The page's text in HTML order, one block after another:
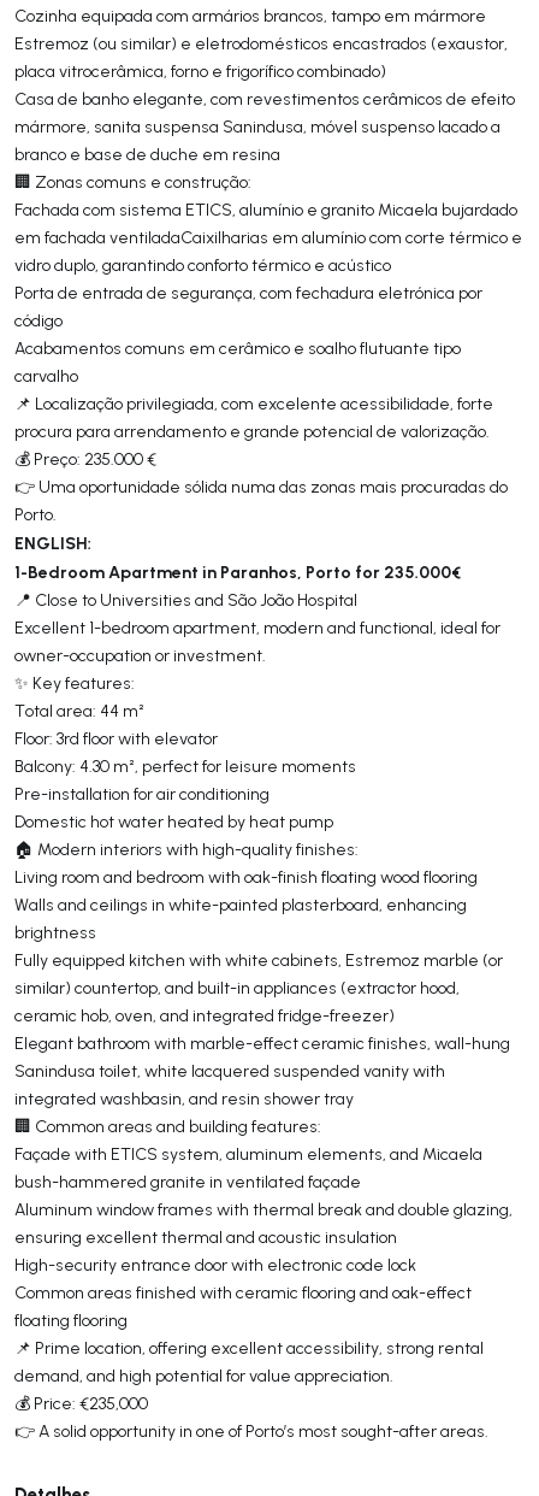
Cozinha equipada com armários brancos, tampo em mármore
Estremoz (ou similar) e eletrodomésticos encastrados (exaustor,
placa vitrocerâmica, forno e frigorífico combinado)
Casa de banho elegante, com revestimentos cerâmicos de efeito
mármore, sanita suspensa Sanindusa, móvel suspenso lacado a
branco e base de duche em resina
🏢 Zonas comuns e construção:
Fachada com sistema ETICS, alumínio e granito Micaela bujardado
em fachada ventiladaCaixilharias em alumínio com corte térmico e
vidro duplo, garantindo conforto térmico e acústico
Porta de entrada de segurança, com fechadura eletrónica por
código
Acabamentos comuns em cerâmico e soalho flutuante tipo
carvalho
📌 Localização privilegiada, com excelente acessibilidade, forte
procura para arrendamento e grande potencial de valorização.
💰 Preço: 235.000 €
👉 Uma oportunidade sólida numa das zonas mais procuradas do
Porto.
ENGLISH:
1-Bedroom Apartment in Paranhos, Porto for 235.000€
📍 Close to Universities and São João Hospital
Excellent 1-bedroom apartment, modern and functional, ideal for
owner-occupation or investment.
✨ Key features:
Total area: 44 m²
Floor: 3rd floor with elevator
Balcony: 4.30 m², perfect for leisure moments
Pre-installation for air conditioning
Domestic hot water heated by heat pump
🏠 Modern interiors with high-quality finishes:
Living room and bedroom with oak-finish floating wood flooring
Walls and ceilings in white-painted plasterboard, enhancing
brightness
Fully equipped kitchen with white cabinets, Estremoz marble (or
similar) countertop, and built-in appliances (extractor hood,
ceramic hob, oven, and integrated fridge-freezer)
Elegant bathroom with marble-effect ceramic finishes, wall-hung
Sanindusa toilet, white lacquered suspended vanity with
integrated washbasin, and resin shower tray
🏢 Common areas and building features:
Façade with ETICS system, aluminum elements, and Micaela
bush-hammered granite in ventilated façade
Aluminum window frames with thermal break and double glazing,
ensuring excellent thermal and acoustic insulation
High-security entrance door with electronic code lock
Common areas finished with ceramic flooring and oak-effect
floating flooring
📌 Prime location, offering excellent accessibility, strong rental
demand, and high potential for value appreciation.
💰 Price: €235,000
👉 A solid opportunity in one of Porto’s most sought-after areas.